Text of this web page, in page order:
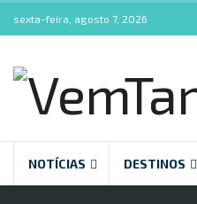
sexta-feira, agosto 7, 2026
NOTÍCIAS DESTINOS